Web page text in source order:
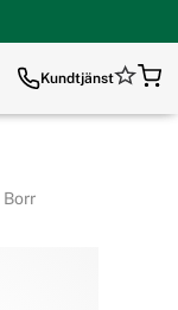
Kundtjänst
Borr